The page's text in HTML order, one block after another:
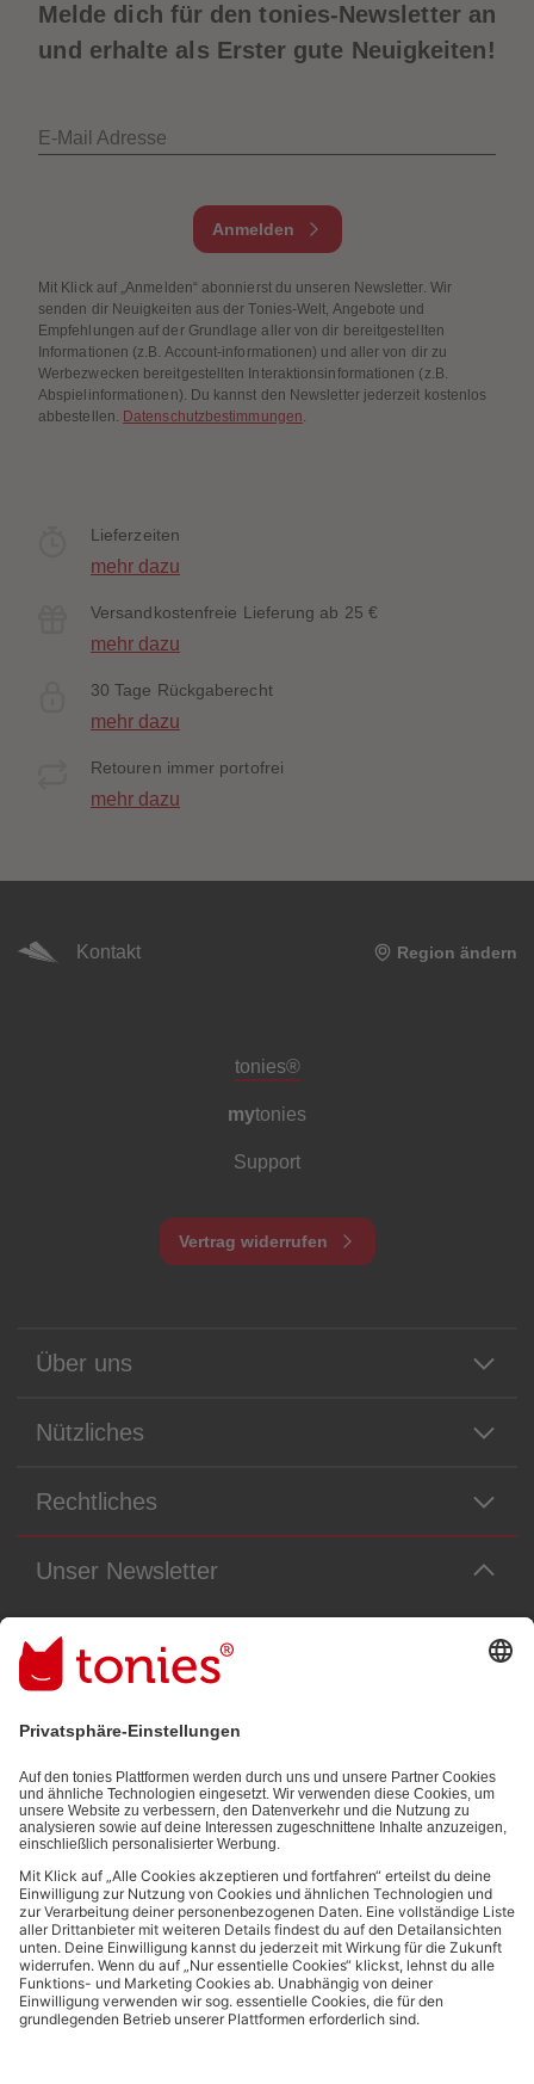
Melde dich für den tonies-Newsletter an
und erhalte als Erster gute Neuigkeiten!
E-Mail Adresse
Anmelden
Mit Klick auf „Anmelden“ abonnierst du unseren Newsletter. Wir
senden dir Neuigkeiten aus der Tonies-Welt, Angebote und
Empfehlungen auf der Grundlage aller von dir bereitgestellten
Informationen (z.B. Account-informationen) und aller von dir zu
Werbezwecken bereitgestellten Interaktionsinformationen (z.B.
Abspielinformationen). Du kannst den Newsletter jederzeit kostenlos
abbestellen. Datenschutzbestimmungen.
Lieferzeiten
mehr dazu
Versandkostenfreie Lieferung ab 25 €
mehr dazu
30 Tage Rückgaberecht
mehr dazu
Retouren immer portofrei
mehr dazu
Kontakt Region ändern
Meta-Navigation Footer
tonies®
mytonies
Support
Vertrag widerrufen
Über uns
Nützliches
Rechtliches
Unser Newsletter
E-Mail-Addresse
Mit dem Absenden abonnierst du unseren E-Mail-Newsletter, der auf
und den von dir zu Werbezwecken bereitgestellten
Interaktionsinformationen (z.B. Abspielinformationen) basiert. Du
kannst den Newsletter jederzeit kostenlos abbestellen.
Datenschutzbestimmungen.
Bezahlmethoden: